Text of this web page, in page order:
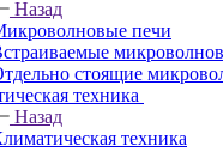
Назад
печи
стоящие
техника
Назад
техника